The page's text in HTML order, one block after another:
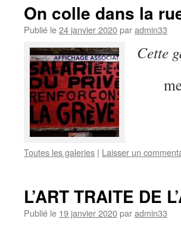
On colle dans la
Publié le24 janvier 2020paradmin33
Cette
Toutes les galeries | Laisser un
L’ART TRAITE DE
Publié le 19 janvier 2020paradmin33